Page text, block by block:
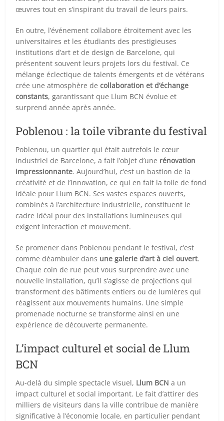
œuvres tout en s’inspirant du travail de leurs pairs.
En outre, l’événement collabore étroitement avec les
universitaires et les étudiants des prestigieuses
institutions d’art et de design de Barcelone, qui
présentent souvent leurs projets lors du festival. Ce
mélange éclectique de talents émergents et de vétérans
crée une atmosphère decollaboration et d’échange
constants, garantissant que Llum BCN évolue et
surprend année après année.
Poblenou : la toile vibrante du festival
Poblenou, un quartier qui était autrefois le cœur
industriel de Barcelone, a fait l’objet d’une rénovation
impressionnante. Aujourd’hui, c’est un bastion de la
créativité et de l’innovation, ce qui en fait la toile de fond
idéale pour Llum BCN. Ses vastes espaces ouverts,
combinés à l’architecture industrielle, constituent le
cadre idéal pour des installations lumineuses qui
exigent interaction et mouvement.
Se promener dans Poblenou pendant le festival, c’est
comme déambuler dans une galerie d’art à ciel ouvert.
Chaque coin de rue peut vous surprendre avec une
nouvelle installation, qu’il s’agisse de projections qui
transforment des bâtiments entiers ou de lumières qui
réagissent aux mouvements humains. Une simple
promenade nocturne se transforme ainsi en une
expérience de découverte permanente.
L’impact culturel et social de Llum
BCN
Au-delà du simple spectacle visuel, Llum BCN a un
impact culturel et social important. Le fait d’attirer des
milliers de visiteurs dans la ville contribue de manière
significative à l’économie locale, en particulier pendant